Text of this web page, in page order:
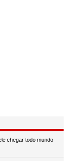
chegar todo mundo